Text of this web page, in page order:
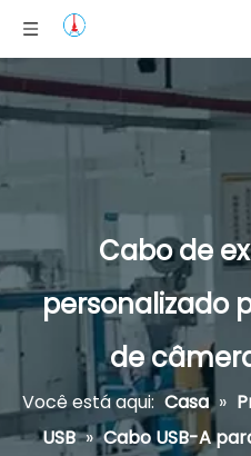
Cabo de
personalizado
de
Você está aqui: Casa »
USB » Cabo USB-A